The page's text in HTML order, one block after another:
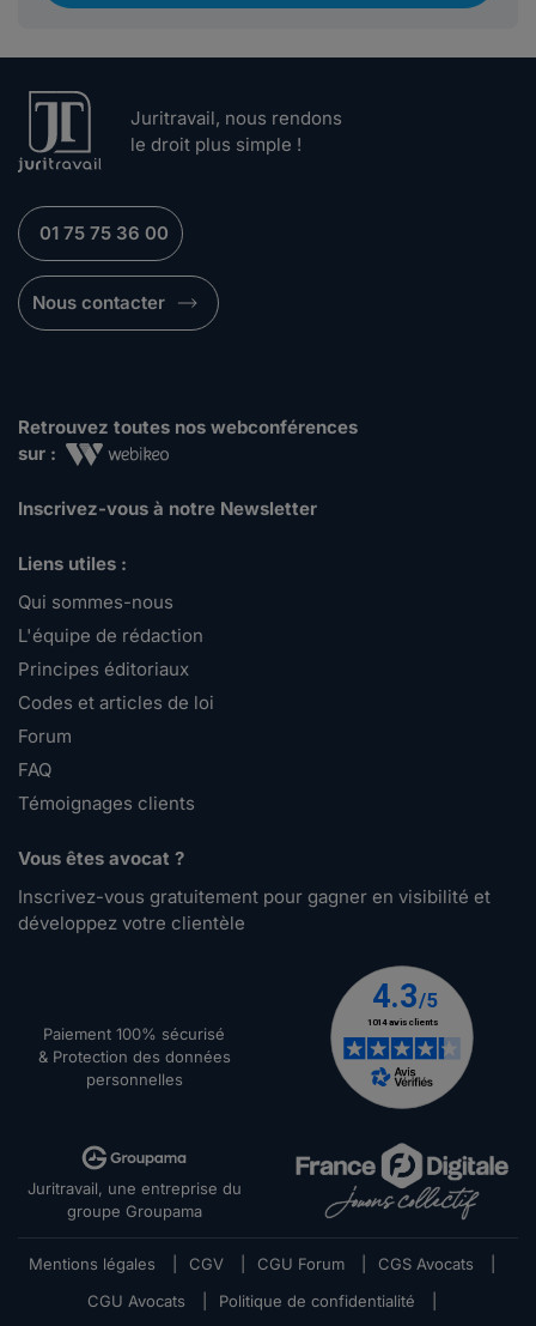
Juritravail, nous rendons
le droit plus simple !
01 75 75 36 00
Nous contacter
Retrouvez toutes nos webconférences
sur :
Inscrivez-vous à notre Newsletter
Liens utiles :
Qui sommes-nous
L'équipe de rédaction
Principes éditoriaux
Codes et articles de loi
Forum
FAQ
Témoignages clients
Vous êtes avocat ?
Inscrivez-vous gratuitement pour gagner en visibilité et
développez votre clientèle
Paiement 100% sécurisé
& Protection des données
personnelles
Juritravail, une entreprise du
groupe Groupama
Mentions légales CGV CGU Forum CGS Avocats
CGU Avocats
Politique de confidentialité